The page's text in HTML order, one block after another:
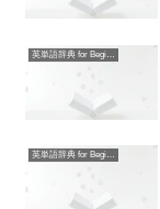
英単語辞典 for Beginners
英単語辞典 for Beginners